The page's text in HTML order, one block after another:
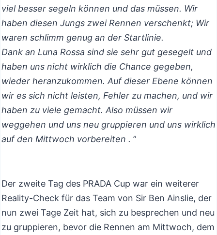
viel besser segeln können und das müssen. Wir
haben diesen Jungs zwei Rennen verschenkt; Wir
waren schlimm genug an der Startlinie.
Dank an Luna Rossa sind sie sehr gut gesegelt und
haben uns nicht wirklich die Chance gegeben,
wieder heranzukommen. Auf dieser Ebene können
wir es sich nicht leisten, Fehler zu machen, und wir
haben zu viele gemacht. Also müssen wir
weggehen und uns neu gruppieren und uns wirklich
auf den Mittwoch vorbereiten . ”
Der zweite Tag des PRADA Cup war ein weiterer
Reality-Check für das Team von Sir Ben Ainslie, der
nun zwei Tage Zeit hat, sich zu besprechen und neu
zu gruppieren, bevor die Rennen am Mittwoch, dem